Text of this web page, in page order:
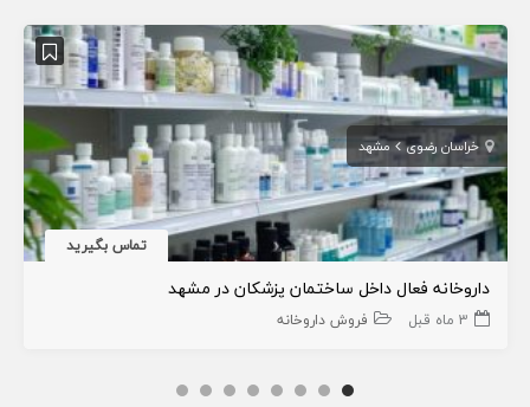
خراسان رضوی مشهد
تماس بگیرید
داروخانه فعال داخل ساختمان پزشکان در مشهد
3 ماه قبل فروش داروخانه